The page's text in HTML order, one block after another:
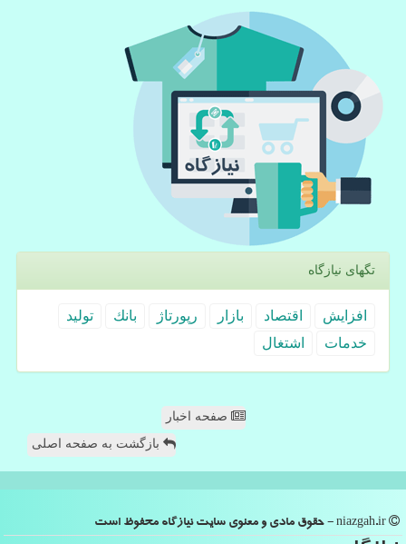
تگهای نیازگاه
افزایش اقتصاد بازار رپورتاژ بانك
تولید
خدمات
اشتغال
صفحه اخبار
بازگشت به صفحه اصلی